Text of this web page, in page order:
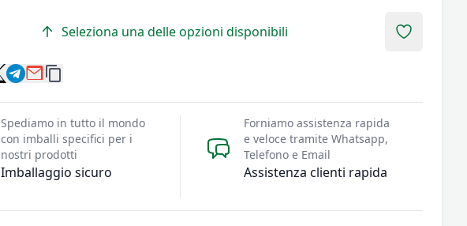
Seleziona una delle opzioni disponibili Add to
Imballaggio sicuro
Spediamo in tutto il mondo
con imballi specifici per i
nostri prodotti
Assistenza clienti rapida
Forniamo assistenza rapida
e veloce tramite Whatsapp,
Telefono e Email